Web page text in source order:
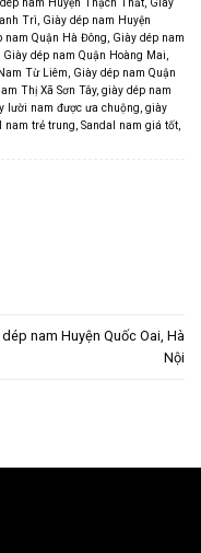
Trì, Giày dép nam Huyện
nam Quận Hà Đông, Giày dép nam
Giày dép nam Quận Hoàng Mai,
Từ Liêm, Giày dép nam Quận
Thị Xã Sơn Tây, giày dép nam
lười nam được ưa chuộng, giày
nam trẻ trung, Sandal nam giá tốt,
dép nam Huyện Quốc Oai, Hà
Nội